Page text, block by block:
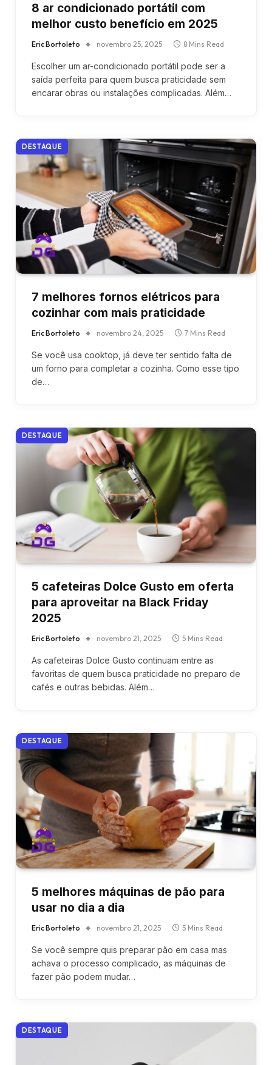
8 ar condicionado portátil com
melhor custo benefício em 2025
Eric Bortoleto novembro 25, 2025 8 Mins Read
Escolher um ar-condicionado portátil pode ser a
saída perfeita para quem busca praticidade sem
encarar obras ou instalações complicadas. Além…
DESTAQUE
7 melhores fornos elétricos para
cozinhar com mais praticidade
Eric Bortoleto novembro 24, 2025 7 Mins Read
Se você usa cooktop, já deve ter sentido falta de
um forno para completar a cozinha. Como esse tipo
de…
DESTAQUE
5 cafeteiras Dolce Gusto em oferta
para aproveitar na Black Friday
2025
Eric Bortoleto novembro 21, 2025 5 Mins Read
As cafeteiras Dolce Gusto continuam entre as
favoritas de quem busca praticidade no preparo de
cafés e outras bebidas. Além…
DESTAQUE
5 melhores máquinas de pão para
usar no dia a dia
Eric Bortoleto novembro 21, 2025 5 Mins Read
Se você sempre quis preparar pão em casa mas
achava o processo complicado, as máquinas de
fazer pão podem mudar…
DESTAQUE